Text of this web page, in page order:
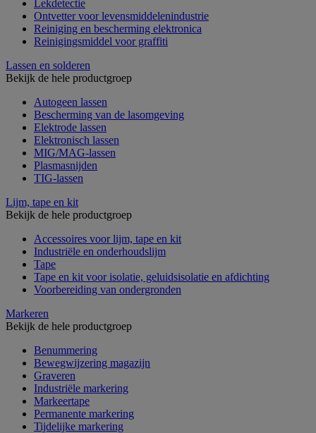
Lekdetectie
Ontvetter voor levensmiddelenindustrie
Reiniging en bescherming elektronica
Reinigingsmiddel voor graffiti
Lassen en solderen
Bekijk de hele productgroep
Autogeen lassen
Bescherming van de lasomgeving
Elektrode lassen
Elektronisch lassen
MIG/MAG-lassen
Plasmasnijden
TIG-lassen
Lijm, tape en kit
Bekijk de hele productgroep
Accessoires voor lijm, tape en kit
Industriële en onderhoudslijm
Tape
Tape en kit voor isolatie, geluidsisolatie en afdichting
Voorbereiding van ondergronden
Markeren
Bekijk de hele productgroep
Benummering
Bewegwijzering magazijn
Graveren
Industriële markering
Markeertape
Permanente markering
Tijdelijke markering